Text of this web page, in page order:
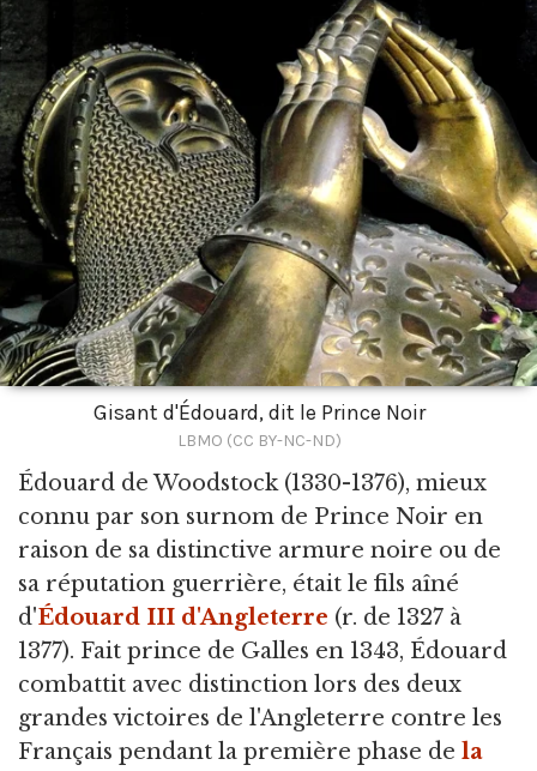
Gisant d'Édouard, dit le Prince Noir
LBMO (CC BY-NC-ND)
Édouard de Woodstock (1330-1376), mieux
connu par son surnom de Prince Noir en
raison de sa distinctive armure noire ou de
sa réputation guerrière, était le fils aîné
d'Édouard III d'Angleterre (r. de 1327 à
1377). Fait prince de Galles en 1343, Édouard
combattit avec distinction lors des deux
grandes victoires de l'Angleterre contre les
Français pendant la première phase de la